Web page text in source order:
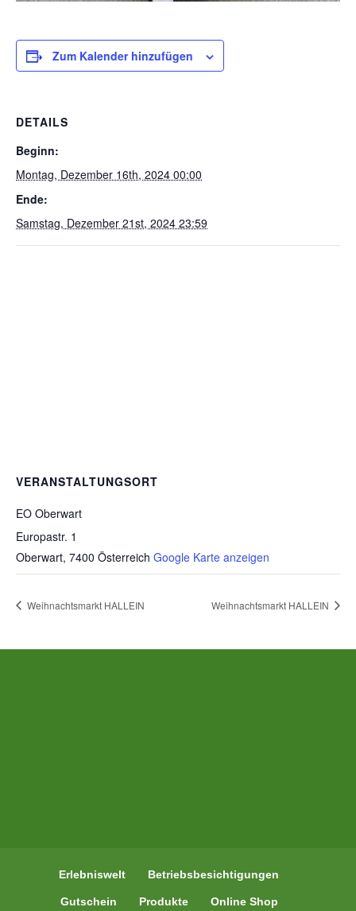
Zum Kalender hinzufügen
DETAILS
Beginn:
Montag, Dezember 16th, 2024 00:00
Ende:
Samstag, Dezember 21st, 2024 23:59
VERANSTALTUNGSORT
EO Oberwart
Europastr. 1
Oberwart, 7400 Österreich Google Karte anzeigen
Weihnachtsmarkt HALLEIN Weihnachtsmarkt HALLEIN
Erlebniswelt Betriebsbesichtigungen
Gutschein Produkte Online Shop